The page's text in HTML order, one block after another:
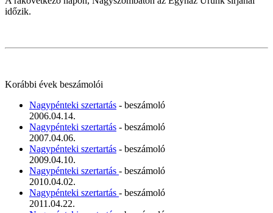
időzik.
Korábbi évek beszámolói
Nagypénteki szertartás - beszámoló
2006.04.14.
Nagypénteki szertartás - beszámoló
2007.04.06.
Nagypénteki szertartás - beszámoló
2009.04.10.
Nagypénteki szertartás - beszámoló
2010.04.02.
Nagypénteki szertartás - beszámoló
2011.04.22.